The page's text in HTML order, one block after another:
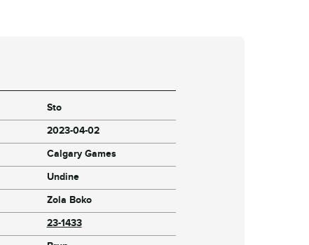
Sto
2023-04-02
Calgary Games
Undine
Zola Boko
23-1433